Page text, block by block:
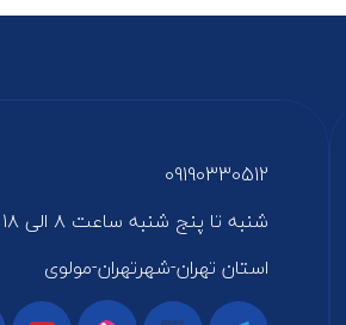
09190330512
شنبه تا پنج شنبه ساعت ۸ الی ۱۸
استان تهران-شهرتهران-مولوی